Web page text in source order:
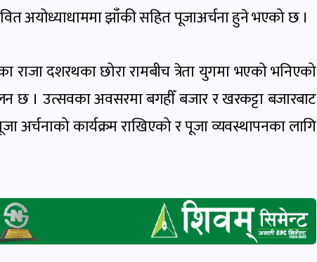
अयोध्याधाममा झाँकी सहित पूजाअर्चना हुने भएको छ ।
दशरथका छोरा रामबीच त्रेता युगमा भएको भनिएको
छ । उत्सवका अवसरमा बगहीँ बजार र खरकट्टा बजारबाट
अर्चनाको कार्यक्रम राखिएको र पूजा व्यवस्थापनका लागि